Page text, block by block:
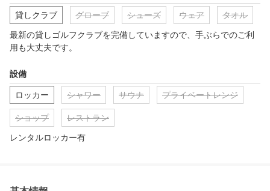
貸しクラブ グローブ シューズ ウェア タオル
最新の貸しゴルフクラブを完備していますので、手ぶらでのご利
用も大丈夫です。
設備
ロッカー シャワー サウナ プライベートレンジ
ショップ レストラン
レンタルロッカー有